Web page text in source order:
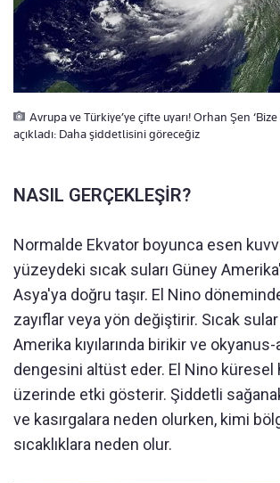
Avrupa ve Türkiye’ye çifte uyarı! Orhan Şen
açıkladı: Daha şiddetlisini göreceğiz
NASIL GERÇEKLEŞİR?
Normalde Ekvator boyunca esen
yüzeydeki sıcak suları Güney
Asya'ya doğru taşır. El Nino
zayıflar veya yön değiştirir. Sıcak
Amerika kıyılarında birikir ve
dengesini altüst eder. El Nino küresel
üzerinde etki gösterir. Şiddetli
ve kasırgalara neden olurken, kimi
sıcaklıklara neden olur.